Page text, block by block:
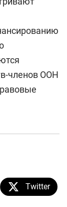
членов ООН
Twitter